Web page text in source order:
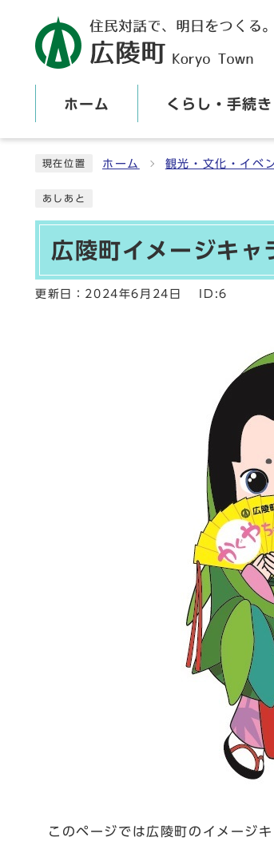
ホーム くらし・手続き
現在位置 ホーム 観光・文化・イベ
あしあと
広陵町イメージキャ
更新日： 2024年6月24日 ID:6
このページでは広陵町のイメージ